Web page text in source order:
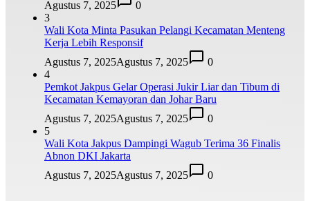
Agustus 7, 2025
0
3
Wali Kota Minta Pasukan Pelangi Kecamatan Menteng
Kerja Lebih Responsif
Agustus 7, 2025Agustus 7, 2025
0
4
Pemkot Jakpus Gelar Operasi Jukir Liar dan Tibum di
Kecamatan Kemayoran dan Johar Baru
Agustus 7, 2025Agustus 7, 2025
0
5
Wali Kota Jakpus Dampingi Wagub Terima 36 Finalis
Abnon DKI Jakarta
Agustus 7, 2025Agustus 7, 2025 0